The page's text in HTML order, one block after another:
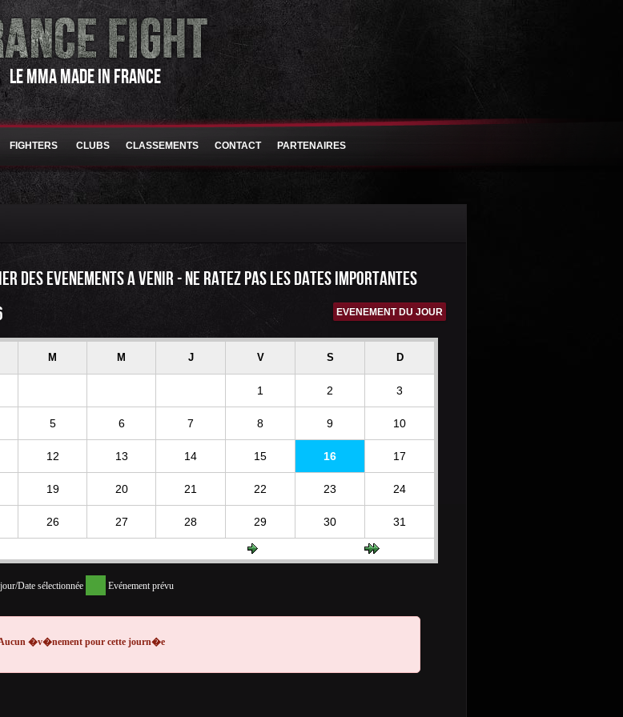
LE MMA MADE IN FRANCE
FIGHTERS CLUBS CLASSEMENTS CONTACT PARTENAIRES
DES EVENEMENTS A VENIR - NE RATEZ PAS LES DATES IMPORTANTES
EVENEMENT DU JOUR
M M J V S D
1 2 3
5 6 7 8 9 10
12 13 14 15 16 17
19 20 21 22 23 24
26 27 28 29 30 31
Date sélectionnée Evénement prévu
�v�nement pour cette journ�e